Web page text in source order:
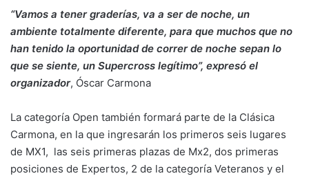
“Vamos a tener graderías, va a ser de noche, un
ambiente totalmente diferente, para que muchos que no
han tenido la oportunidad de correr de noche sepan lo
que se siente, un Supercross legítimo”, expresó el
organizador, Óscar Carmona
La categoría Open también formará parte de la Clásica
Carmona, en la que ingresarán los primeros seis lugares
de MX1, las seis primeras plazas de Mx2, dos primeras
posiciones de Expertos, 2 de la categoría Veteranos y el